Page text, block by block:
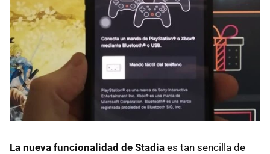
La nueva funcionalidad de Stadia es tan sencilla de